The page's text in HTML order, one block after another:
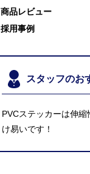
商品レビュー
採用事例
スタッフのお
PVCステッカーは伸
け易いです！